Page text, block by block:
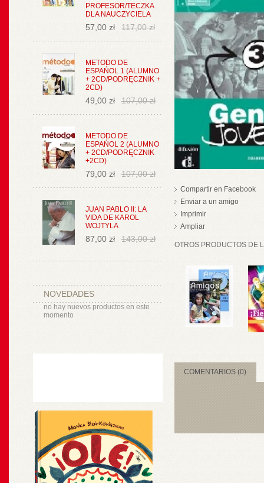
PROFESOR/TECZKA
DLA NAUCZYCIELA
57,00 zł 117,00 zł
METODO DE
ESPAŃOL 1 (ALUMNO
+ 2CD/PODRĘCZNIK +
2CD)
49,00 zł 107,00 zł
METODO DE
ESPAŃOL 2 (ALUMNO
+ 2CD/PODRĘCZNIK
+2CD)
79,00 zł 107,00 zł
JUAN PABLO II: LA
VIDA DE KAROL
WOJTYLA
87,00 zł 143,00 zł
NOVEDADES
no hay nuevos productos en este
momento
Compartir en Facebook
Enviar a un amigo
Imprimir
Ampliar
OTROS PRODUCTOS DE
COMENTARIOS (0)